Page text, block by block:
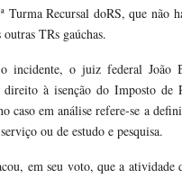
Turma Recursal doRS, que não
TRs gaúchas.
incidente, o juiz federal João
direito à isenção do Imposto
caso em análise refere-se a
ou de estudo e pesquisa.
em seu voto, que a atividade